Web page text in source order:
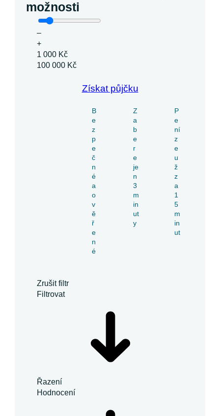
možnosti
–
+
1 000 Kč
100 000 Kč
Získat půjčku
B
e
z
p
e
č
n
é
a
o
v
ě
ř
e
n
é
Z
a
b
e
r
e
je
n
3
m
in
ut
y
P
e
ní
z
e
u
ž
z
a
1
5
m
in
ut
Zrušit filtr
Filtrovat
Řazení
Hodnocení